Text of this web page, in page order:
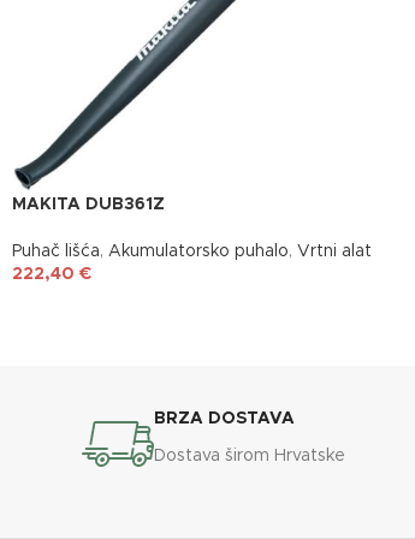
MAKITA DUB361Z
Puhač lišća, Akumulatorsko puhalo, Vrtni alat
222,40 €
BRZA DOSTAVA
Dostava širom Hrvatske